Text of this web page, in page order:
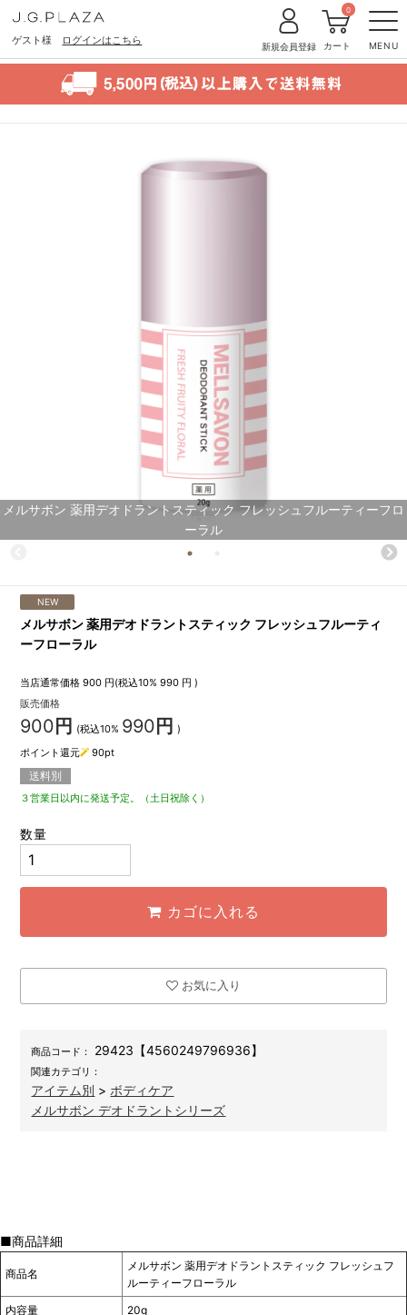
ゲスト様 ログインはこちら MENU
新規会員登録 カート
0
メルサボン 薬用デオドラントスティック フレッシュフルーティーフロ
ーラル
NEW
メルサボン 薬用デオドラントスティック フレッシュフルーティ
ーフローラル
当店通常価格 900 円(税込10%990 円 )
販売価格
900 円 (税込10% 990 円 )
ポイント還元
90pt
送料別
３営業日以内に発送予定。（土日祝除く）
数量
カゴに入れる
お気に入り
商品コード： 29423【4560249796936】
関連カテゴリ：
アイテム別 > ボディケア
メルサボン デオドラントシリーズ
■商品詳細
商品名
メルサボン 薬用デオドラントスティック フレッシュフ
ルーティーフローラル
内容量
20g